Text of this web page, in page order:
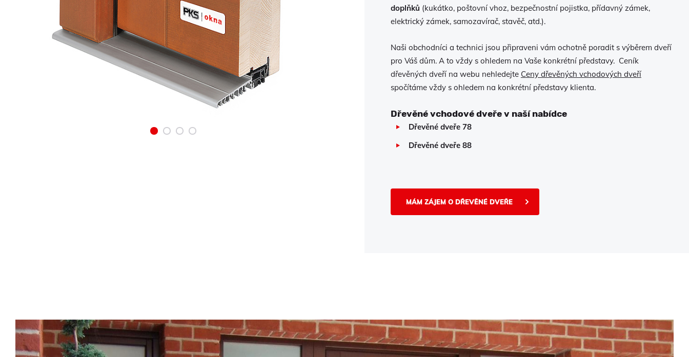
doplňků (kukátko, poštovní vhoz, bezpečnostní pojistka, přídavný zámek,
elektrický zámek, samozavírač, stavěč, atd.).
Naši obchodníci a technici jsou připraveni vám ochotně poradit s výběrem dveří
pro Váš dům. A to vždy s ohledem na Vaše konkrétní představy. Ceník
dřevěných dveří na webu nehledejte Ceny dřevěných vchodových dveří
spočítáme vždy s ohledem na konkrétní představy klienta.
Dřevěné vchodové dveře v naší nabídce
Dřevěné dveře 78
Dřevěné dveře 88
MÁM ZÁJEM O DŘEVĚNÉ DVEŘE